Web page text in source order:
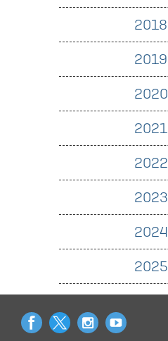
2018
2019
2020
2021
2022
2023
2024
2025